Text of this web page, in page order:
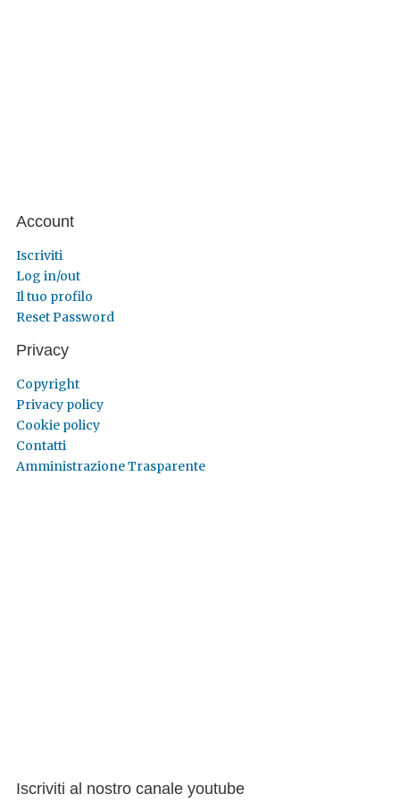
Account
Iscriviti
Log in/out
Il tuo profilo
Reset Password
Privacy
Copyright
Privacy policy
Cookie policy
Contatti
Amministrazione Trasparente
Iscriviti al nostro canale youtube